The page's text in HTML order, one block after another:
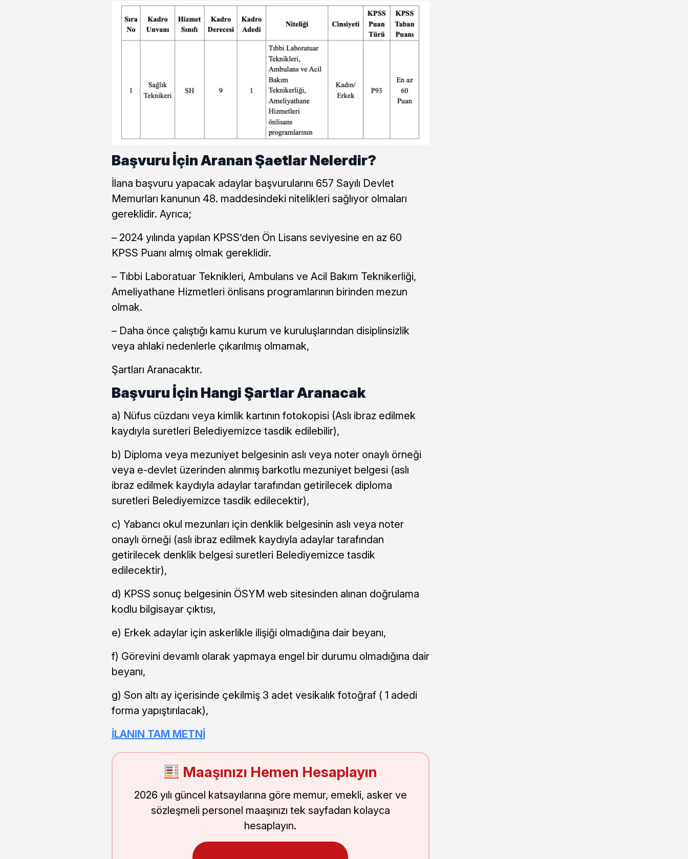
Başvuru İçin Aranan Şaetlar Nelerdir?
İlana başvuru yapacak adaylar başvurularını 657 Sayılı Devlet
Memurları kanunun 48. maddesindeki nitelikleri sağlıyor olmaları
gereklidir. Ayrıca;
– 2024 yılında yapılan KPSS’den Ön Lisans seviyesine en az 60
KPSS Puanı almış olmak gereklidir.
– Tıbbi Laboratuar Teknikleri, Ambulans ve Acil Bakım Teknikerliği,
Ameliyathane Hizmetleri önlisans programlarının birinden mezun
olmak.
– Daha önce çalıştığı kamu kurum ve kuruluşlarından disiplinsizlik
veya ahlaki nedenlerle çıkarılmış olmamak,
Şartları Aranacaktır.
Başvuru İçin Hangi Şartlar Aranacak
a) Nüfus cüzdanı veya kimlik kartının fotokopisi (Aslı ibraz edilmek
kaydıyla suretleri Belediyemizce tasdik edilebilir),
b) Diploma veya mezuniyet belgesinin aslı veya noter onaylı örneği
veya e-devlet üzerinden alınmış barkotlu mezuniyet belgesi (aslı
ibraz edilmek kaydıyla adaylar tarafından getirilecek diploma
suretleri Belediyemizce tasdik edilecektir),
c) Yabancı okul mezunları için denklik belgesinin aslı veya noter
onaylı örneği (aslı ibraz edilmek kaydıyla adaylar tarafından
getirilecek denklik belgesi suretleri Belediyemizce tasdik
edilecektir),
d) KPSS sonuç belgesinin ÖSYM web sitesinden alınan doğrulama
kodlu bilgisayar çıktısı,
e) Erkek adaylar için askerlikle ilişiği olmadığına dair beyanı,
f) Görevini devamlı olarak yapmaya engel bir durumu olmadığına dair
beyanı,
g) Son altı ay içerisinde çekilmiş 3 adet vesikalık fotoğraf ( 1 adedi
forma yapıştırılacak),
İLANIN TAM METNİ
Maaşınızı Hemen Hesaplayın
2026 yılı güncel katsayılarına göre memur, emekli, asker ve
sözleşmeli personel maaşınızı tek sayfadan kolayca
hesaplayın.